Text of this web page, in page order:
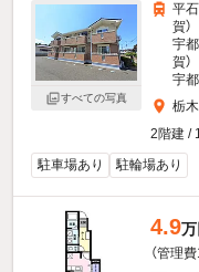
すべての写真
平
賀）
宇
賀）
宇
栃
2階建 /
駐車場あり
駐輪場あり
4.9万
（管理